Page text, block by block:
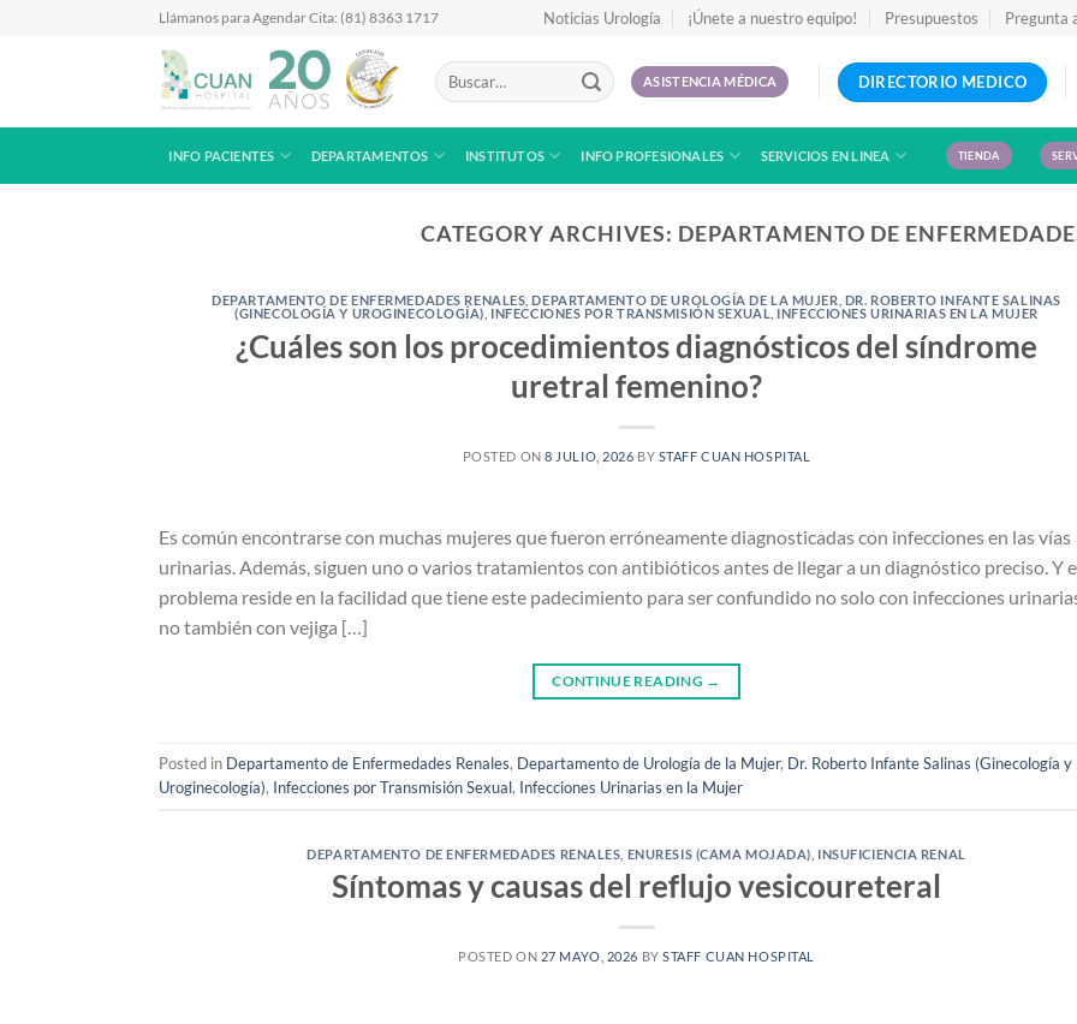
Llámanos para Agendar Cita: (81) 8363 1717 Noticias Urología ¡Únete a nuestro equipo! Presupuestos Pregunta
Buscar
por:
ASISTENCIA MÉDICA DIRECTORIO MEDICO
INFO PACIENTES DEPARTAMENTOS INSTITUTOS INFO PROFESIONALES SERVICIOS EN LINEA TIENDA
CATEGORY ARCHIVES: DEPARTAMENTO DE
DEPARTAMENTO DE ENFERMEDADES RENALES ,DEPARTAMENTO DE UROLOGÍA DE LA MUJER DR. ROBERTO INFANTE SALINAS
(GINECOLOGÍA Y UROGINECOLOGÍA) INFECCIONES POR TRANSMISIÓN SEXUAL INFECCIONES URINARIAS EN LA MUJER
¿Cuáles son los procedimientos diagnósticos del síndrome
uretral femenino?
POSTED ON8 JULIO, 2026 BY STAFF CUAN HOSPITAL
Es común encontrarse con muchas mujeres que fueron erróneamente diagnosticadas con infecciones en las vías
urinarias. Además, siguen uno o varios tratamientos con antibióticos antes de llegar a un diagnóstico preciso. Y
problema reside en la facilidad que tiene este padecimiento para ser confundido no solo con infecciones
no también con vejiga […]
CONTINUE READING →
Posted in Departamento de Enfermedades Renales, Departamento de Urología de la Mujer, Dr. Roberto Infante Salinas (Ginecología y
Uroginecología), Infecciones por Transmisión Sexual, Infecciones Urinarias en la Mujer
DEPARTAMENTO DE ENFERMEDADES RENALES ENURESIS (CAMA MOJADA) INSUFICIENCIA RENAL
Síntomas y causas del reflujo vesicoureteral
POSTED ON 27 MAYO, 2026 BYSTAFF CUAN HOSPITAL